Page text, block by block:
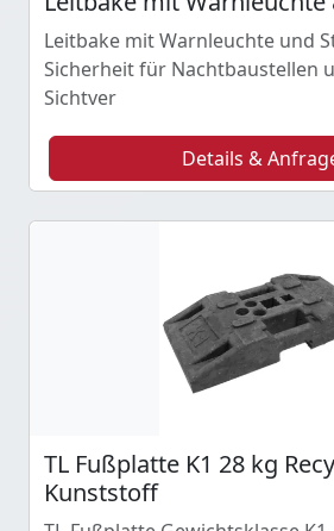
Leitbake mit Warnleuchte und
Sicherheit für Nachtbaustellen
Sichtver
Details &
TL Fußplatte K1 28 kg
Kunststoff